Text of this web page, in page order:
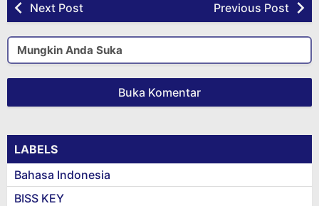
Next Post Previous Post
Mungkin Anda Suka
Buka Komentar
LABELS
Bahasa Indonesia
BISS KEY